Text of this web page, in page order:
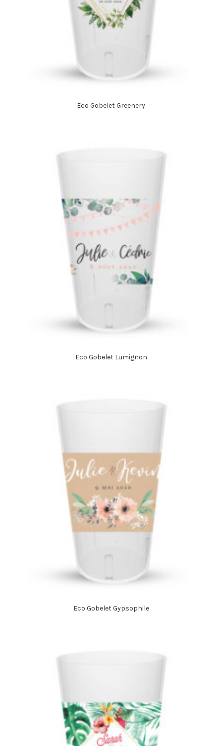
Eco Gobelet Greenery
Eco Gobelet Lumignon
Eco Gobelet Gypsophile